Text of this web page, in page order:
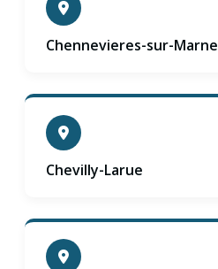
Chennevieres-sur-Marne
Chevilly-Larue